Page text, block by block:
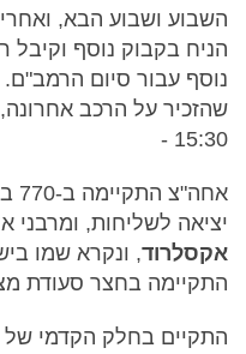
השבוע ושבוע הבא,
הניח בקבוק נוסף וקיבל
נוסף עבור סיום הרמב"ם.
שהזכיר על הרכב
15:30 -
יציאה לשליחות, ומרבני
אקסלרוד, ונקרא שמו
התקיימה בחצר סעודת